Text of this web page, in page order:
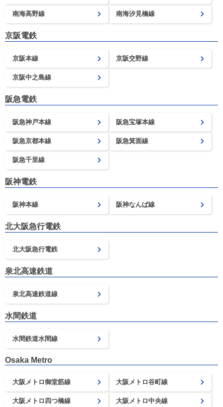
南海高野線 南海汐見橋線
京阪電鉄
京阪本線 京阪交野線
京阪中之島線
阪急電鉄
阪急神戸本線 阪急宝塚本線
阪急京都本線 阪急箕面線
阪急千里線
阪神電鉄
阪神本線 阪神なんば線
北大阪急行電鉄
北大阪急行電鉄
泉北高速鉄道
泉北高速鉄道線
水間鉄道
水間鉄道水間線
Osaka Metro
大阪メトロ御堂筋線 大阪メトロ谷町線
大阪メトロ四つ橋線 大阪メトロ中央線